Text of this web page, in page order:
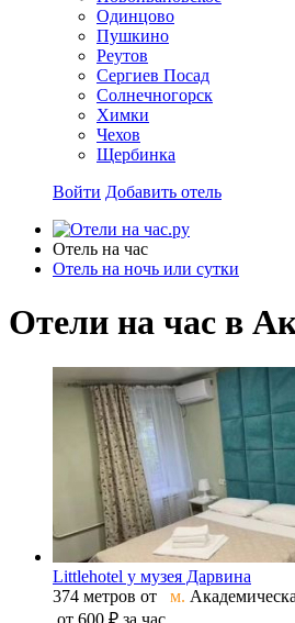
Одинцово
Пушкино
Реутов
Сергиев Посад
Солнечногорск
Химки
Чехов
Щербинка
Войти Добавить отель
Отель на час
Отель на ночь или сутки
Отели на час в
Littlehotel у музея Дарвина
374 метров от
м.
от 600 ₽ за час